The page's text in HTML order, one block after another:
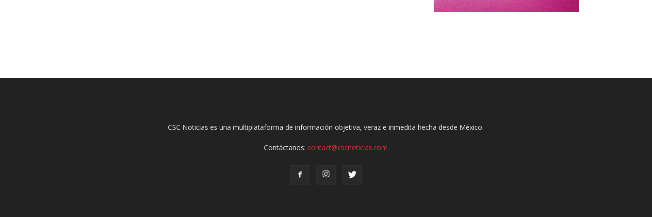
CSC Noticias es una multiplataforma de información objetiva, veraz e inmedita hecha desde México.
Contáctanos:contact@cscnoticias.com